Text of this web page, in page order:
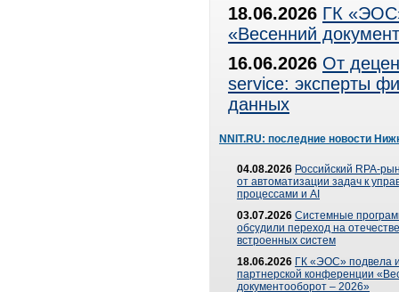
18.06.2026 ГК
«Весенний
16.06.2026 От
service: эксперты
данных
NNIT.RU: последние новости
04.08.2026 Российский RPA-
от автоматизации задач к
процессами и AI
03.07.2026 Системные
обсудили переход на
встроенных систем
18.06.2026 ГК «ЭОС» подвела
партнерской конференции
документооборот – 2026»